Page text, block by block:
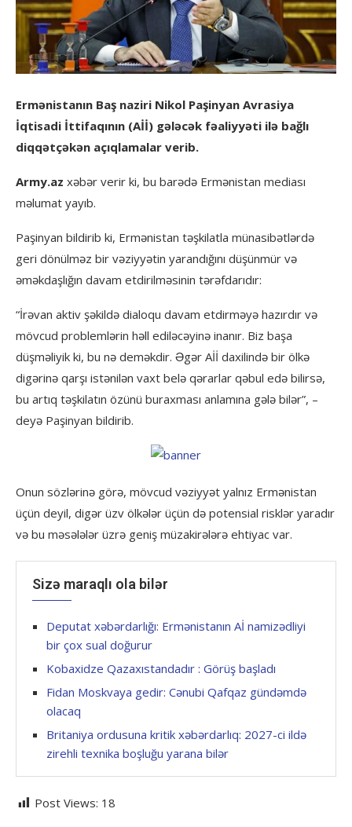
Ermənistanın Baş naziri Nikol Paşinyan Avrasiya
İqtisadi İttifaqının (Aİİ) gələcək fəaliyyəti ilə bağlı
diqqətçəkən açıqlamalar verib.
Army.az xəbər verir ki, bu barədə Ermənistan mediası
məlumat yayıb.
Paşinyan bildirib ki, Ermənistan təşkilatla münasibətlərdə
geri dönülməz bir vəziyyətin yarandığını düşünmür və
əməkdaşlığın davam etdirilməsinin tərəfdarıdır:
“İrəvan aktiv şəkildə dialoqu davam etdirməyə hazırdır və
mövcud problemlərin həll ediləcəyinə inanır. Biz başa
düşməliyik ki, bu nə deməkdir. Əgər Aİİ daxilində bir ölkə
digərinə qarşı istənilən vaxt belə qərarlar qəbul edə bilirsə,
bu artıq təşkilatın özünü buraxması anlamına gələ bilər”, –
deyə Paşinyan bildirib.
Onun sözlərinə görə, mövcud vəziyyət yalnız Ermənistan
üçün deyil, digər üzv ölkələr üçün də potensial risklər yaradır
və bu məsələlər üzrə geniş müzakirələrə ehtiyac var.
Sizə maraqlı ola bilər
Deputat xəbərdarlığı: Ermənistanın Aİ namizədliyi
bir çox sual doğurur
Kobaxidze Qazaxıstandadır : Görüş başladı
Fidan Moskvaya gedir: Cənubi Qafqaz gündəmdə
olacaq
Britaniya ordusuna kritik xəbərdarlıq: 2027-ci ildə
zirehli texnika boşluğu yarana bilər
Post Views: 18